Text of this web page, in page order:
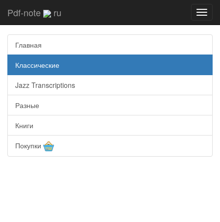
Pdf-note ru
Главная
Классические
Jazz Transcriptions
Разные
Книги
Покупки